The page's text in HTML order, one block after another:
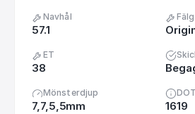
Navhål
57.1
ET
38
Mönsterdjup
7,7,5,5mm
DOT
1619